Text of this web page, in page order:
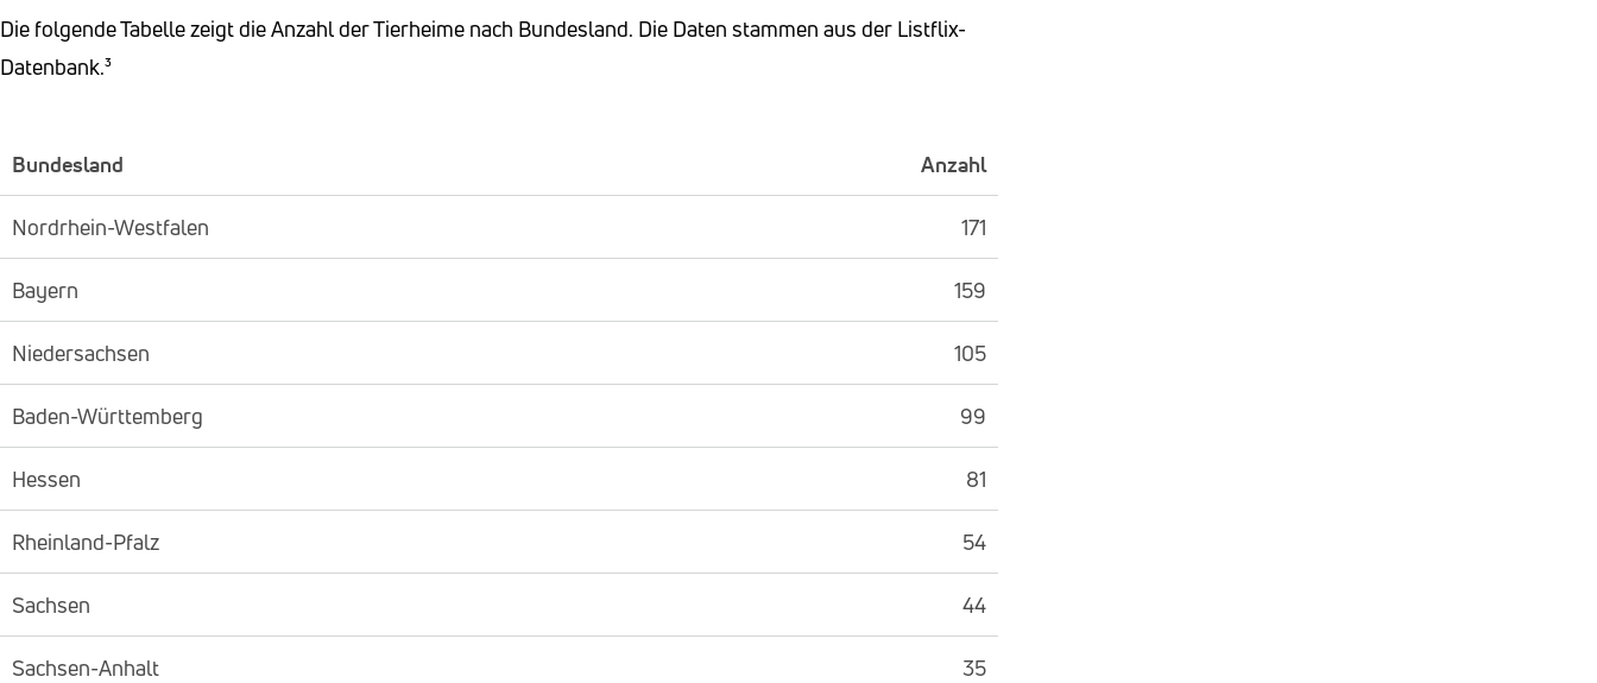
Die folgende Tabelle zeigt die Anzahl der Tierheime nach Bundesland. Die Daten stammen aus der Listflix-
Datenbank.³
Bundesland Anzahl
Nordrhein-Westfalen 171
Bayern 159
Niedersachsen 105
Baden-Württemberg 99
Hessen 81
Rheinland-Pfalz 54
Sachsen 44
Sachsen-Anhalt 35